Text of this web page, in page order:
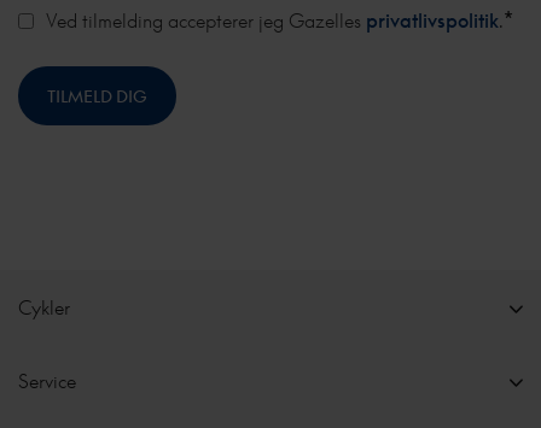
Ved tilmelding accepterer jeg Gazelles privatlivspolitik.*
Cykler
Service